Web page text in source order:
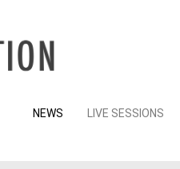
Skip
NEWS LIVE SESSIONS